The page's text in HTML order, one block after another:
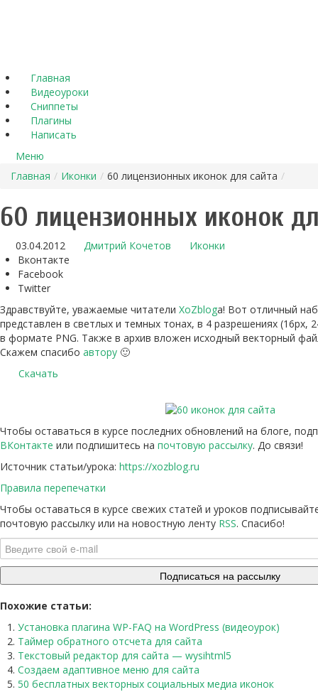
Главная
Видеоуроки
Сниппеты
Плагины
Написать
Меню
Главная / Иконки / 60 лицензионных иконок для сайта /
60 лицензионных иконок
03.04.2012 Дмитрий Кочетов
Иконки
Вконтакте
Facebook
Twitter
Здравствуйте, уважаемые читатели XoZbloga! Вот отличный
представлен в светлых и темных тонах, в 4 разрешениях (16px,
в формате PNG. Также в архив вложен исходный векторный
Скажем спасибо автору 🙂
Скачать
Чтобы оставаться в курсе последних обновлений на блоге,
ВКонтакте или подпишитесь на почтовую рассылку. До связи!
Источник статьи/урока: https://xozblog.ru
Правила перепечатки
Чтобы оставаться в курсе свежих статей и уроков
почтовую рассылку или на новостную ленту RSS. Спасибо!
Похожие статьи:
Установка плагина WP-FAQ на WordPress (видеоурок)
Таймер обратного отсчета для сайта
Текстовый редактор для сайта — wysihtml5
Создаем адаптивное меню для сайта
50 бесплатных векторных социальных медиа иконок